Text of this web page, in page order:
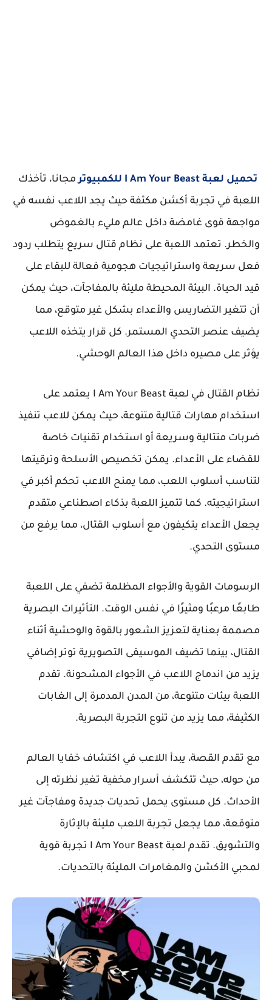
تحميل لعبة I Am Your Beast للكمبيوتر
مجانا، تأخذك
اللعبة في تجربة أكشن مكثفة حيث يجد اللاعب نفسه في
مواجهة قوى غامضة داخل عالم مليء بالغموض
والخطر. تعتمد اللعبة على نظام قتال سريع يتطلب ردود
فعل سريعة واستراتيجيات هجومية فعالة للبقاء على
قيد الحياة. البيئة المحيطة مليئة بالمفاجآت، حيث يمكن
أن تتغير التضاريس والأعداء بشكل غير متوقع، مما
يضيف عنصر التحدي المستمر. كل قرار يتخذه اللاعب
يؤثر على مصيره داخل هذا العالم الوحشي.
نظام القتال في لعبة I Am Your Beast يعتمد على
استخدام مهارات قتالية متنوعة، حيث يمكن للاعب تنفيذ
ضربات متتالية وسريعة أو استخدام تقنيات خاصة
للقضاء على الأعداء. يمكن تخصيص الأسلحة وترقيتها
لتناسب أسلوب اللعب، مما يمنح اللاعب تحكم أكبر في
استراتيجيته. كما تتميز اللعبة بذكاء اصطناعي متقدم
يجعل الأعداء يتكيفون مع أسلوب القتال، مما يرفع من
مستوى التحدي.
الرسومات القوية والأجواء المظلمة تضفي على اللعبة
طابعًا مرعبًا ومثيرًا في نفس الوقت. التأثيرات البصرية
مصممة بعناية لتعزيز الشعور بالقوة والوحشية أثناء
القتال، بينما تضيف الموسيقى التصويرية توتر إضافي
يزيد من اندماج اللاعب في الأجواء المشحونة. تقدم
اللعبة بيئات متنوعة، من المدن المدمرة إلى الغابات
الكثيفة، مما يزيد من تنوع التجربة البصرية.
مع تقدم القصة، يبدأ اللاعب في اكتشاف خفايا العالم
من حوله، حيث تتكشف أسرار مخفية تغير نظرته إلى
الأحداث. كل مستوى يحمل تحديات جديدة ومفاجآت غير
متوقعة، مما يجعل تجربة اللعب مليئة بالإثارة
والتشويق. تقدم لعبة I Am Your Beast تجربة قوية
لمحبي الأكشن والمغامرات المليئة بالتحديات.